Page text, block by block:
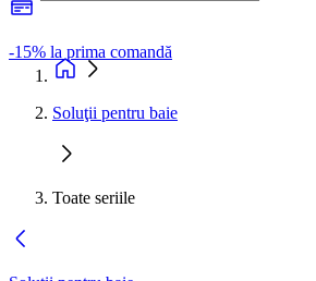
-15% la prima comandă
Soluţii pentru baie
Toate seriile